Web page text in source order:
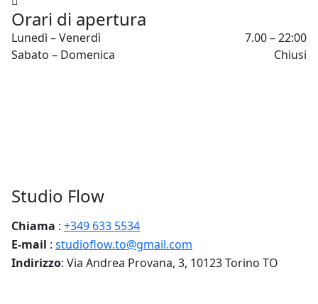
Orari di apertura
Lunedì – Venerdì
7.00 – 22:00
Sabato – Domenica
Chiusi
Studio Flow
Chiama : +349 633 5534
E-mail : studioflow.to@gmail.com
Indirizzo: Via Andrea Provana, 3, 10123 Torino TO